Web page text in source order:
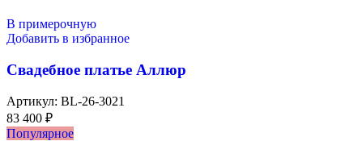
В примерочную
Добавить в избранное
Свадебное платье Аллюр
Артикул: BL-26-3021
83 400 ₽
Популярное